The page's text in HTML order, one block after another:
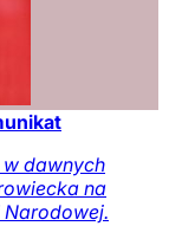
w dawnych
na
Narodowej.